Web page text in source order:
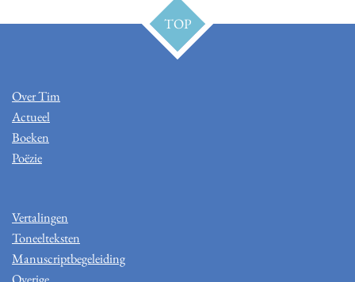
TOP
Over Tim
Actueel
Boeken
Poëzie
Vertalingen
Toneelteksten
Manuscriptbegeleiding